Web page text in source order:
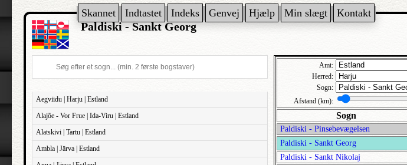
Skannet Indtastet Indeks Genvej Hjælp Min slægt Kontakt
Paldiski - Sankt Georg
Aegviidu | Harju | Estland
Alajõe - Vor Frue | Ida-Viru | Estland
Alatskivi | Tartu | Estland
Ambla | Järva | Estland
Amt:
Herred:
Sogn:
Afstand (km):
Sogn
Paldiski - Pinsebevægelsen
Paldiski - Sankt Georg
Paldiski - Sankt Nikolaj